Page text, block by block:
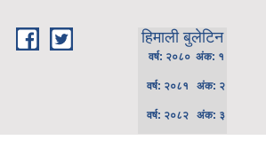
हिमाली बुलेटिन
वर्ष: २०८० अंक: १
वर्ष: २०८१ अंक: २
वर्ष: २०८२ अंक: ३